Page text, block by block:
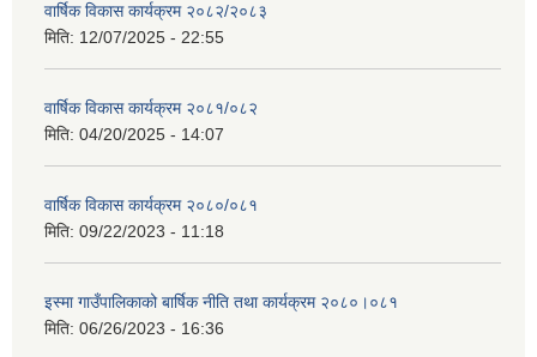
वार्षिक विकास कार्यक्रम २०८२/२०८३
मिति: 12/07/2025 - 22:55
वार्षिक विकास कार्यक्रम २०८१/०८२
मिति: 04/20/2025 - 14:07
वार्षिक विकास कार्यक्रम २०८०/०८१
मिति: 09/22/2023 - 11:18
इस्मा गाउँपालिकाको बार्षिक नीति तथा कार्यक्रम २०८०।०८१
मिति: 06/26/2023 - 16:36